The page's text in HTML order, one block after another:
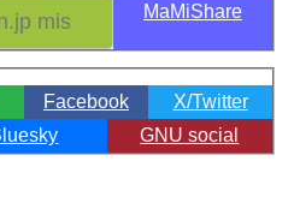
MaMiShare
Facebook
X/Twitter
GNU social